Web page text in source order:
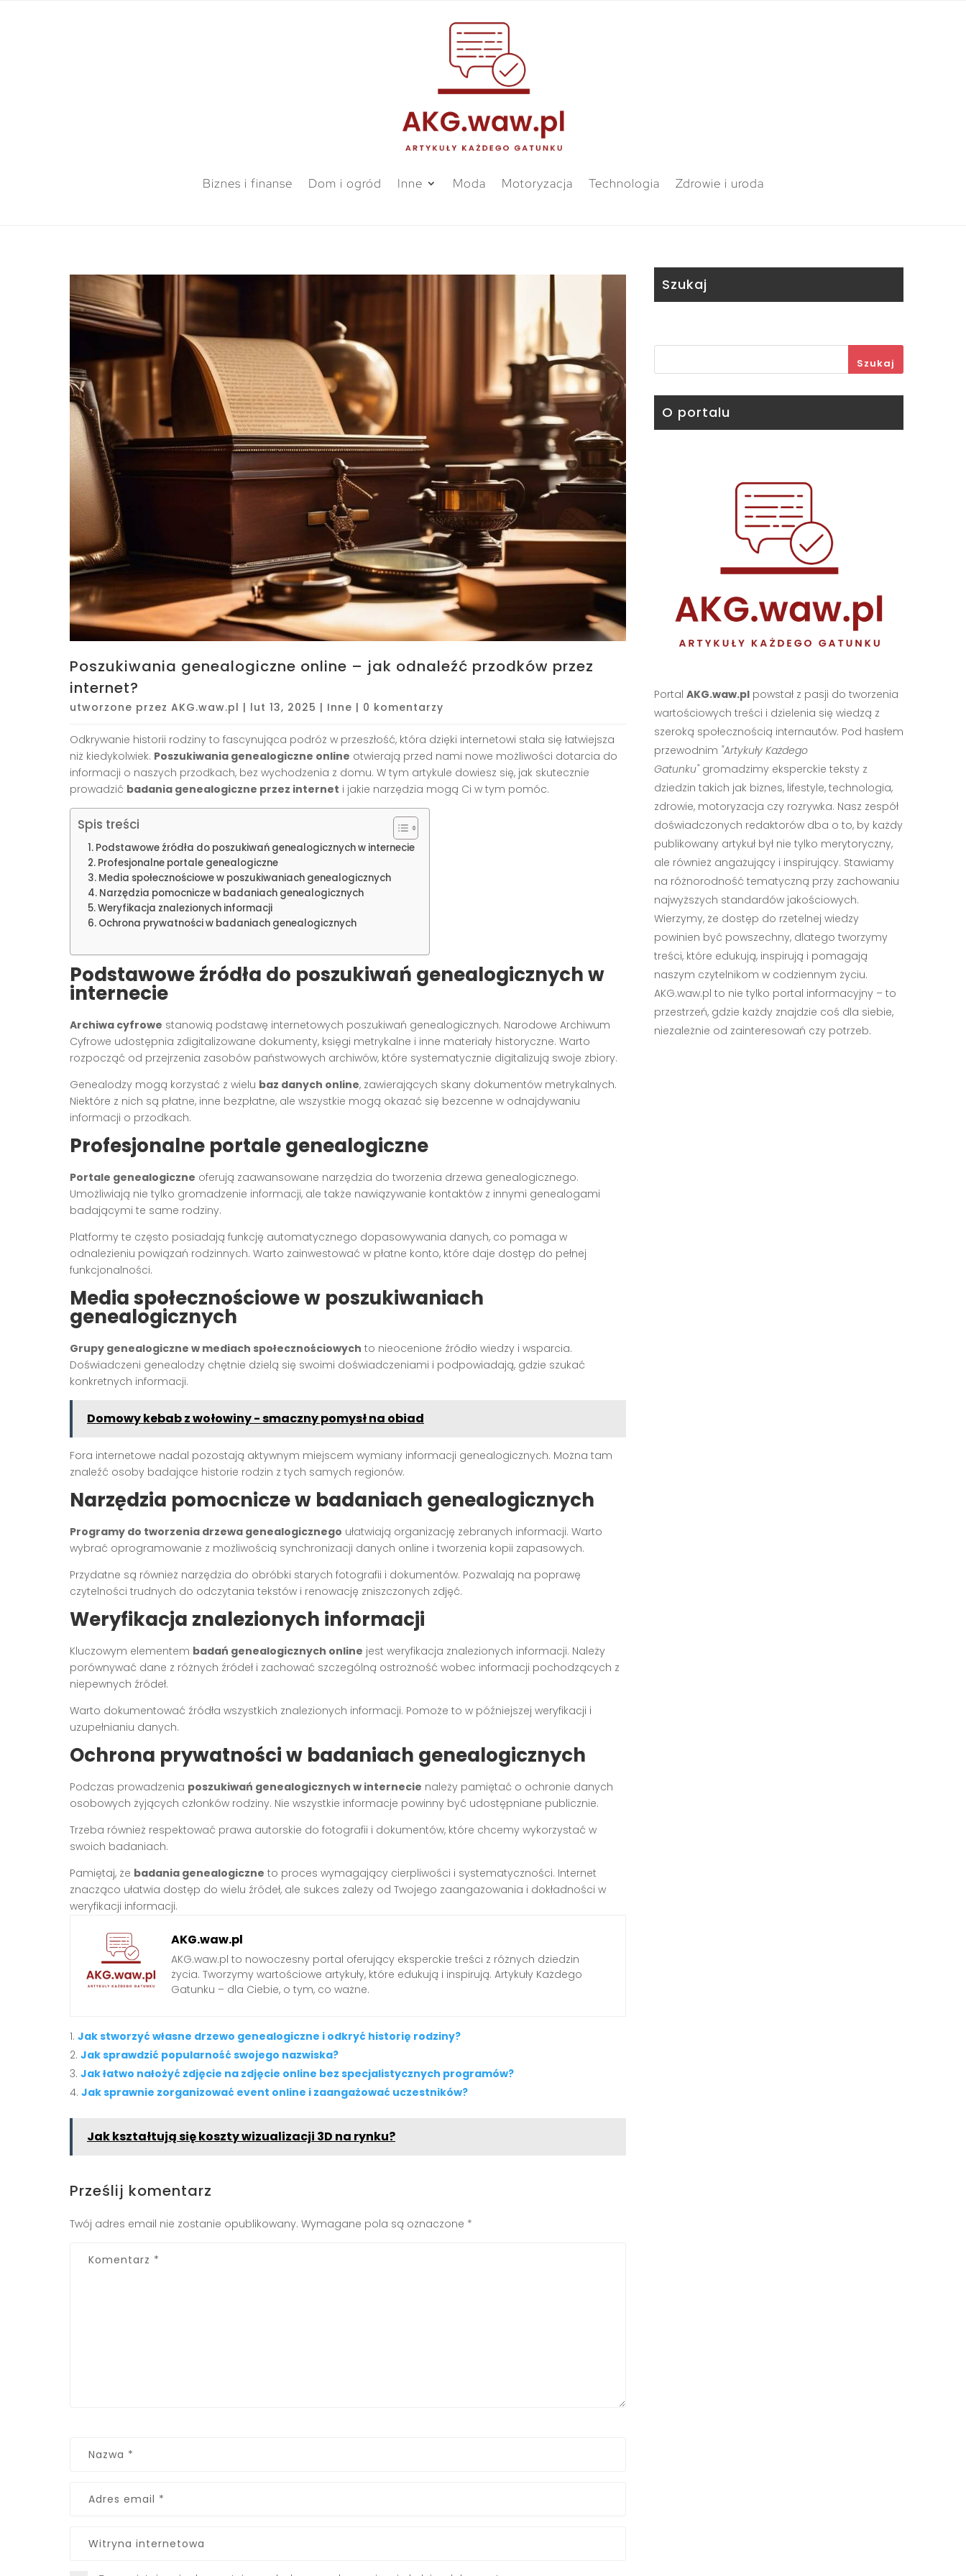
Biznes i finanse Dom i ogród Inne Moda Motoryzacja Technologia Zdrowie i uroda
Poszukiwania genealogiczne online – jak odnaleźć przodków przez
internet?
utworzone przez AKG.waw.pl | lut 13, 2025 | Inne | 0 komentarzy
Odkrywanie historii rodziny to fascynująca podróż w przeszłość, która dzięki internetowi stała się łatwiejsza
niż kiedykolwiek. Poszukiwania genealogiczne online otwierają przed nami nowe możliwości dotarcia do
informacji o naszych przodkach, bez wychodzenia z domu. W tym artykule dowiesz się, jak skutecznie
prowadzić badania genealogiczne przez internet i jakie narzędzia mogą Ci w tym pomóc.
Spis treści
Podstawowe źródła do poszukiwań genealogicznych w internecie
Profesjonalne portale genealogiczne
Media społecznościowe w poszukiwaniach genealogicznych
Narzędzia pomocnicze w badaniach genealogicznych
Weryfikacja znalezionych informacji
Ochrona prywatności w badaniach genealogicznych
Podstawowe źródła do poszukiwań genealogicznych w
internecie
Archiwa cyfrowe stanowią podstawę internetowych poszukiwań genealogicznych. Narodowe Archiwum
Cyfrowe udostępnia zdigitalizowane dokumenty, księgi metrykalne i inne materiały historyczne. Warto
rozpocząć od przejrzenia zasobów państwowych archiwów, które systematycznie digitalizują swoje zbiory.
Genealodzy mogą korzystać z wielu baz danych online, zawierających skany dokumentów metrykalnych.
Niektóre z nich są płatne, inne bezpłatne, ale wszystkie mogą okazać się bezcenne w odnajdywaniu
informacji o przodkach.
Profesjonalne portale genealogiczne
Portale genealogiczne oferują zaawansowane narzędzia do tworzenia drzewa genealogicznego.
Umożliwiają nie tylko gromadzenie informacji, ale także nawiązywanie kontaktów z innymi genealogami
badającymi te same rodziny.
Platformy te często posiadają funkcję automatycznego dopasowywania danych, co pomaga w
odnalezieniu powiązań rodzinnych. Warto zainwestować w płatne konto, które daje dostęp do pełnej
funkcjonalności.
Media społecznościowe w poszukiwaniach
genealogicznych
Grupy genealogiczne w mediach społecznościowych to nieocenione źródło wiedzy i wsparcia.
Doświadczeni genealodzy chętnie dzielą się swoimi doświadczeniami i podpowiadają, gdzie szukać
konkretnych informacji.
Domowy kebab z wołowiny - smaczny pomysł na obiad
Fora internetowe nadal pozostają aktywnym miejscem wymiany informacji genealogicznych. Można tam
znaleźć osoby badające historie rodzin z tych samych regionów.
Narzędzia pomocnicze w badaniach genealogicznych
Programy do tworzenia drzewa genealogicznego ułatwiają organizację zebranych informacji. Warto
wybrać oprogramowanie z możliwością synchronizacji danych online i tworzenia kopii zapasowych.
Przydatne są również narzędzia do obróbki starych fotografii i dokumentów. Pozwalają na poprawę
czytelności trudnych do odczytania tekstów i renowację zniszczonych zdjęć.
Weryfikacja znalezionych informacji
Kluczowym elementem badań genealogicznych online jest weryfikacja znalezionych informacji. Należy
porównywać dane z różnych źródeł i zachować szczególną ostrożność wobec informacji pochodzących z
niepewnych źródeł.
Warto dokumentować źródła wszystkich znalezionych informacji. Pomoże to w późniejszej weryfikacji i
uzupełnianiu danych.
Ochrona prywatności w badaniach genealogicznych
Podczas prowadzenia poszukiwań genealogicznych w internecie należy pamiętać o ochronie danych
osobowych żyjących członków rodziny. Nie wszystkie informacje powinny być udostępniane publicznie.
Trzeba również respektować prawa autorskie do fotografii i dokumentów, które chcemy wykorzystać w
swoich badaniach.
Pamiętaj, że badania genealogiczne to proces wymagający cierpliwości i systematyczności. Internet
znacząco ułatwia dostęp do wielu źródeł, ale sukces zależy od Twojego zaangażowania i dokładności w
weryfikacji informacji.
AKG.waw.pl
AKG.waw.pl to nowoczesny portal oferujący eksperckie treści z różnych dziedzin
życia. Tworzymy wartościowe artykuły, które edukują i inspirują. Artykuły Każdego
Gatunku – dla Ciebie, o tym, co ważne.
Jak stworzyć własne drzewo genealogiczne i odkryć historię rodziny?
Jak sprawdzić popularność swojego nazwiska?
Jak łatwo nałożyć zdjęcie na zdjęcie online bez specjalistycznych programów?
Jak sprawnie zorganizować event online i zaangażować uczestników?
Jak kształtują się koszty wizualizacji 3D na rynku?
Prześlij komentarz
Twój adres email nie zostanie opublikowany. Wymagane pola są oznaczone *
Szukaj
Szukaj
O portalu
Portal AKG.waw.plpowstał z pasji do tworzenia
wartościowych treści i dzielenia się wiedzą z
szeroką społecznością internautów. Pod hasłem
przewodnim "Artykuły Każdego
Gatunku"gromadzimy eksperckie teksty z
dziedzin takich jak biznes, lifestyle, technologia,
zdrowie, motoryzacja czy rozrywka. Nasz zespół
doświadczonych redaktorów dba o to, by każdy
publikowany artykuł był nie tylko merytoryczny,
ale również angażujący i inspirujący. Stawiamy
na różnorodność tematyczną przy zachowaniu
najwyższych standardów jakościowych.
Wierzymy, że dostęp do rzetelnej wiedzy
powinien być powszechny, dlatego tworzymy
treści, które edukują, inspirują i pomagają
naszym czytelnikom w codziennym życiu.
AKG.waw.pl to nie tylko portal informacyjny – to
przestrzeń, gdzie każdy znajdzie coś dla siebie,
niezależnie od zainteresowań czy potrzeb.